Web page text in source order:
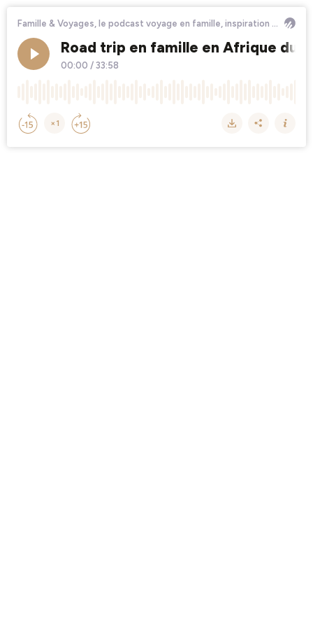
Famille & Voyages, le podcast voyage en famille, inspiration pour vos prochaines vacances
Road trip en famille en Afrique du
00:00 / 33:58
×1